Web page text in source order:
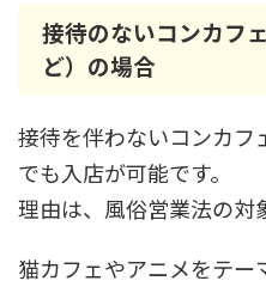
接待のないコンカフ
ど）の場合
接待を伴わないコンカ
でも入店が可能です。
理由は、風俗営業法の対
猫カフェやアニメをテー